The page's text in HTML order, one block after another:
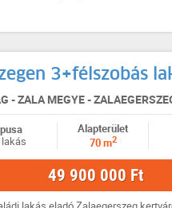
3+félszobás
- ZALA MEGYE -
Alapterület
70 m2
49 900 000 Ft